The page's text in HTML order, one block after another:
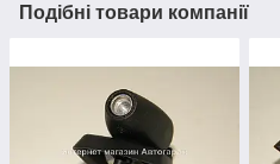
Подібні товари компанії